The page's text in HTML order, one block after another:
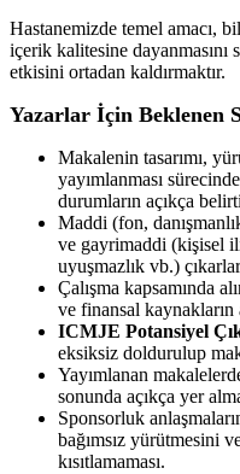
Hastanemizde temel amacı,
içerik kalitesine dayanmasını
etkisini ortadan kaldırmaktır.
Yazarlar İçin Beklenen
Makalenin tasarımı,
yayımlanması
durumların açıkça
Maddi (fon,
ve gayrimaddi (kişisel
uyuşmazlık vb.)
Çalışma kapsamında
ve finansal kaynakların
ICMJE Potansiyel
eksiksiz doldurulup
Yayımlanan
sonunda açıkça yer
Sponsorluk
bağımsız yürütmesini
kısıtlamaması.